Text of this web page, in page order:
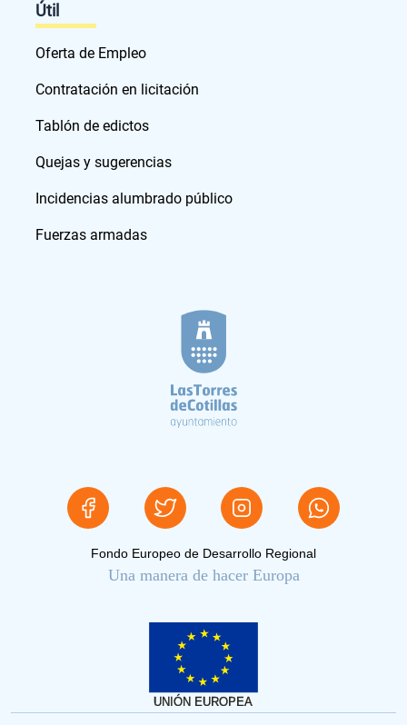
Útil
Oferta de Empleo
Contratación en licitación
Tablón de edictos
Quejas y sugerencias
Incidencias alumbrado público
Fuerzas armadas
Fondo Europeo de Desarrollo Regional
Una manera de hacer Europa